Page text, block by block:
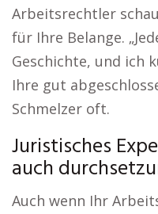
Arbeitsrechtler
für Ihre Belange.
Geschichte, und ich
Ihre gut
Schmelzer oft.
Juristisches
auch
Auch wenn Ihr